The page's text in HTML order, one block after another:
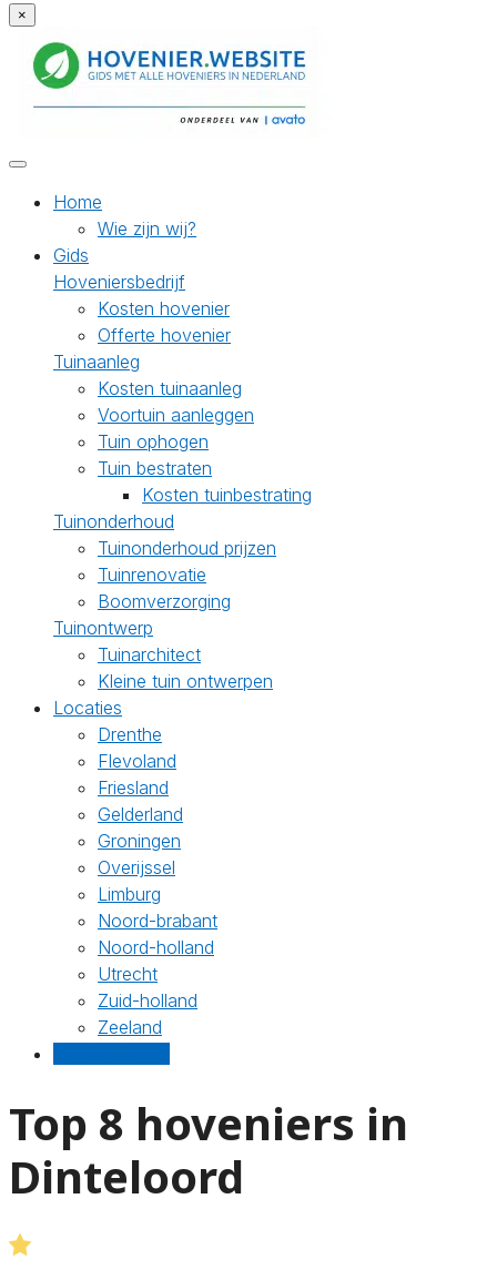
×
Home
Wie zijn wij?
Gids
Hoveniersbedrijf
Kosten hovenier
Offerte hovenier
Tuinaanleg
Kosten tuinaanleg
Voortuin aanleggen
Tuin ophogen
Tuin bestraten
Kosten tuinbestrating
Tuinonderhoud
Tuinonderhoud prijzen
Tuinrenovatie
Boomverzorging
Tuinontwerp
Tuinarchitect
Kleine tuin ontwerpen
Locaties
Drenthe
Flevoland
Friesland
Gelderland
Groningen
Overijssel
Limburg
Noord-brabant
Noord-holland
Utrecht
Zuid-holland
Zeeland
Top 8 hoveniers in
Dinteloord